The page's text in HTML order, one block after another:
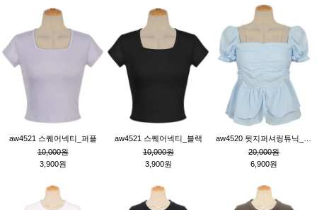
aw4521 스퀘어넥티_퍼플
10,000원
3,900원
aw4521 스퀘어넥티_블랙
10,000원
3,900원
20,000원
6,900원